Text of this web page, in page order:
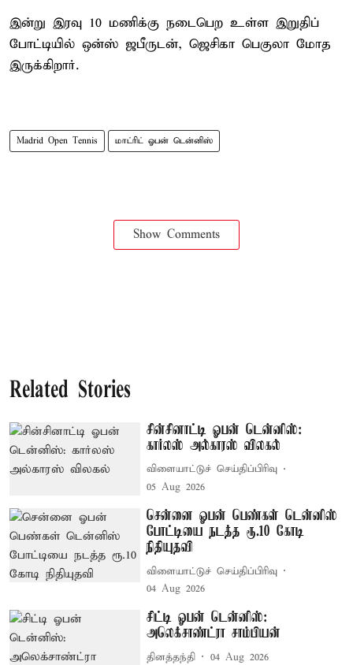
இன்று இரவு 10 மணிக்கு நடைபெற உள்ள இறுதிப்
போட்டியில் ஒன்ஸ் ஜபீருடன், ஜெசிகா பெகுலா மோத
இருக்கிறார்.
Madrid Open Tennis மாட்ரிட் ஓபன் டென்னிஸ்
Show Comments
Related Stories
சின்சினாட்டி ஓபன் டென்னிஸ்:
கார்லஸ் அல்காரஸ் விலகல்
விளையாட்டுச் செய்திப்பிரிவு
05 Aug 2026
சென்னை ஓபன் பெண்கள் டென்னிஸ்
போட்டியை நடத்த ரூ.10 கோடி
நிதியுதவி
விளையாட்டுச் செய்திப்பிரிவு
04 Aug 2026
சிட்டி ஓபன் டென்னிஸ்:
அலெக்சாண்ட்ரா சாம்பியன்
தினத்தந்தி 04 Aug 2026